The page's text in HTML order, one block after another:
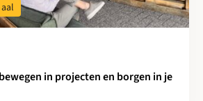
in projecten en borgen in je